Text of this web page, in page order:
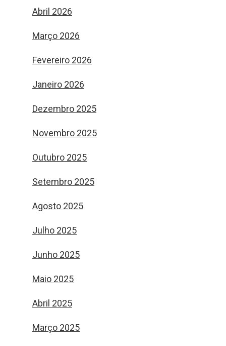
Abril 2026
Março 2026
Fevereiro 2026
Janeiro 2026
Dezembro 2025
Novembro 2025
Outubro 2025
Setembro 2025
Agosto 2025
Julho 2025
Junho 2025
Maio 2025
Abril 2025
Março 2025